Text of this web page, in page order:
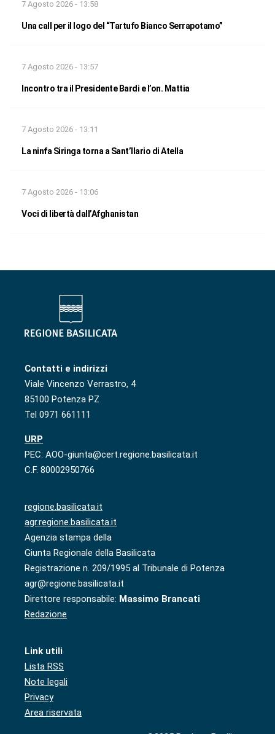
7 Agosto 2026 - 13:58
Una call per il logo del “Tartufo Bianco Serrapotamo”
7 Agosto 2026 - 13:57
Incontro tra il Presidente Bardi e l’on. Mattia
7 Agosto 2026 - 13:11
La ninfa Siringa torna a Sant’Ilario di Atella
7 Agosto 2026 - 13:06
Voci di libertà dall’Afghanistan
Contatti e indirizzi
Viale Vincenzo Verrastro, 4
85100 Potenza PZ
Tel 0971 661111
URP
PEC: AOO-giunta@cert.regione.basilicata.it
C.F. 80002950766
regione.basilicata.it
agr.regione.basilicata.it
Agenzia stampa della
Giunta Regionale della Basilicata
Registrazione n. 209/1995 al Tribunale di Potenza
agr@regione.basilicata.it
Direttore responsabile: Massimo Brancati
Redazione
Link utili
Lista RSS
Note legali
Privacy
Area riservata